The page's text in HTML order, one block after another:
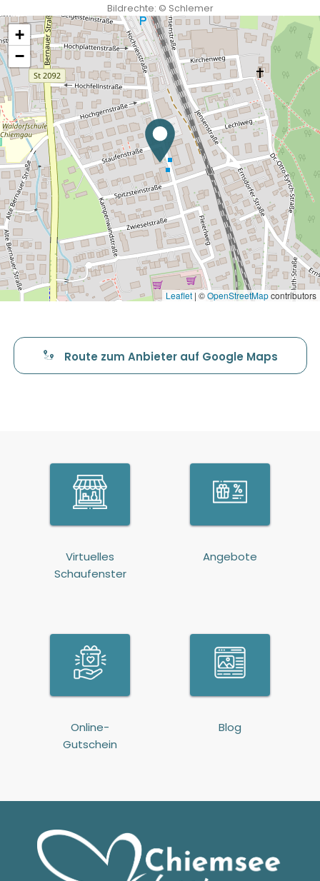
Bildrechte: © Schlemer
+
−
Leaflet | ©OpenStreetMapcontributors
Route zum Anbieter auf Google Maps
Virtuelles
Schaufenster
Angebote
Online-
Gutschein
Blog